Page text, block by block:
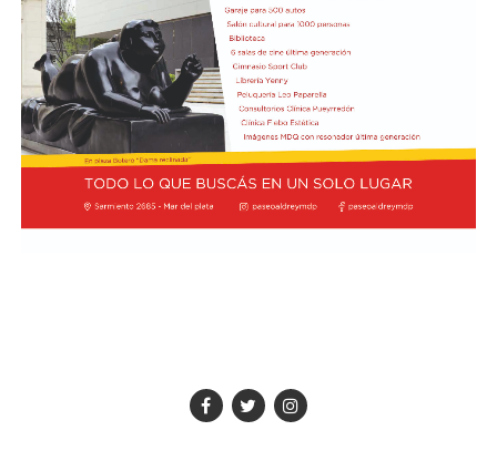
Previamente, Milei participó del acto de juramentación
y toma de mando de la presidenta de Perú, Keiko
Fujimori, realizado en el Congreso de ese país, en el
marco de su visita oficial a Lima.
El presidente viajó acompañado por una comitiva
integrada por el canciller Pablo Quirno y la secretaria
general de la Presidencia, Karina Milei.